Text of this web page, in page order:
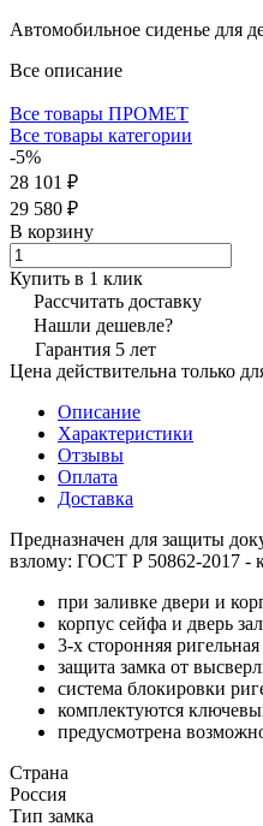
Автомобильное сиденье для
Все описание
Все товары ПРОМЕТ
Все товары категории
-5%
28 101 ₽
29 580 ₽
В корзину
Купить в 1 клик
Рассчитать доставку
Нашли дешевле?
Гарантия 5 лет
Цена действительна только
Описание
Характеристики
Отзывы
Оплата
Доставка
Предназначен для защиты
взлому: ГОСТ Р 50862-2017 -
при заливке двери и
корпус сейфа и дверь
3-х сторонняя
защита замка от
система блокировки
комплектуются
предусмотрена
Страна
Россия
Тип замка